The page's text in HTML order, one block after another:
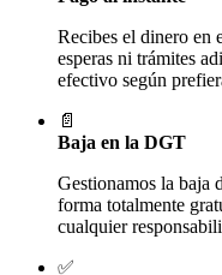
Recibes el dinero en
esperas ni trámites
efectivo según
📄
Baja en la DGT
Gestionamos la baja
forma totalmente
cualquier
✅